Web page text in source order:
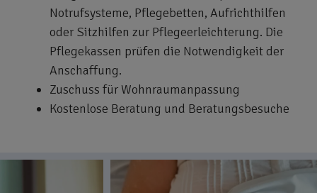
Notrufsysteme, Pflegebetten, Aufrichthilfen
oder Sitzhilfen zur Pflegeerleichterung. Die
Pflegekassen prüfen die Notwendigkeit der
Anschaffung.
Zuschuss für Wohnraumanpassung
Kostenlose Beratung und Beratungsbesuche